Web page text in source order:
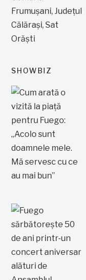
SHOWBIZ